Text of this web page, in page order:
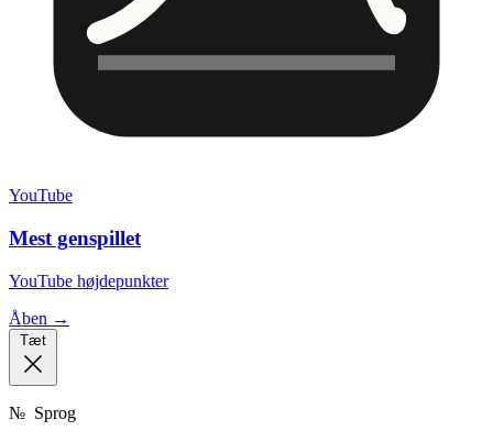
YouTube
Mest genspillet
YouTube højdepunkter
Åben →
Tæt
№ Sprog